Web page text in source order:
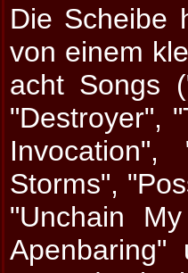
Die Scheibe
von einem
acht Songs
"Destroyer",
Storms",
"Unchain
Apenbaring"